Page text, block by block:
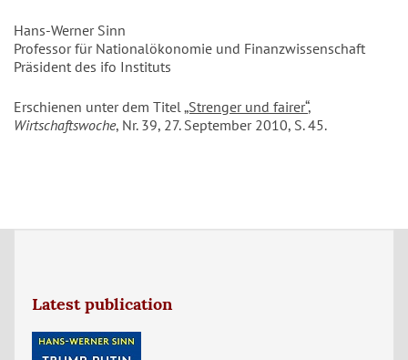
Hans-Werner Sinn
Professor für Nationalökonomie und Finanzwissenschaft
Präsident des ifo Instituts
Erschienen unter dem Titel„Strenger und fairer“,
Wirtschaftswoche, Nr. 39, 27. September 2010, S. 45.
Latest publication